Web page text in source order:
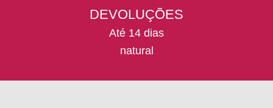
DEVOLUÇÕES
Até 14 dias
natural